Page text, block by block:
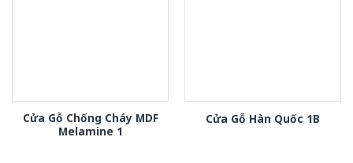
Cửa Gỗ Chống Cháy MDF
Melamine 1
Cửa Gỗ Hàn Quốc 1B